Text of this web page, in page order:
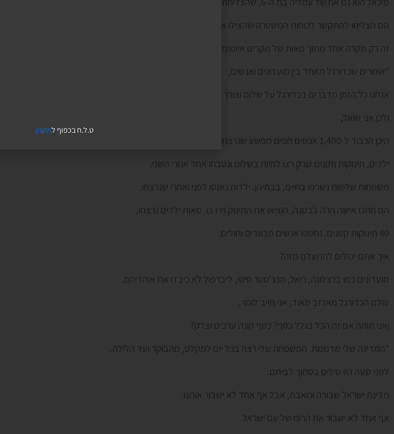
הם הצליחו להתקשר לכוחות המשטרה שהצילו אותם.
זה רק מקרה אחד מתוך מאות של מקרים איומים שקרו בישראל.
"אומרים שכדורגל מאחד בין מועדונים ואנשים,
אנחנו כל הזמן מדברים בכדורגל על שלום וצורך לכבד –
ולכן אני שואל,
היכן הכבוד ל-1,400 אנשים חפים מפשע שנרצחו?
ילדים, תינוקות וזקנים שרק רצו לחיות בשלום ונטבחו אחד אחרי השני.
משפחות שלמות נשרפו בחיים, בבתיהן. ילדות נאנסו לפני ואחרי שנרצחו.
הם חתכו אישה הרה בבטנה, הוציאו את התינוק וירו בו. מאות ילדים נרצחו,
40 תינוקות קטנים. נחטפו אנשים מבוגרים וחולים.
איך אתם יכולים להתעלם מזה?
מועדונים כמו ברצלונה, ריאל, מנצ'סטר סיטי, ליברפול לא כיבדו את אוהדיהם.
עולם הכדורגל מאכזב מאוד, אני חייב לומר,
ואני תוהה אם זה הכל בגלל כסף? כסף קונה ערכים וצדק?
"המדינה שלי מדממת. המשפחה שלי רצה בכל יום למקלט, מהבוקר ועד הלילה.
לפני שעה היו טילים בסמוך לביתם.
מדינת ישראל שבורה וכואבת, אבל אף אחד לא ישבור אותנו.
אף אחד לא ישבור את הרוח של עם ישראל.
ט.ל.ח בכפוף לתקנון